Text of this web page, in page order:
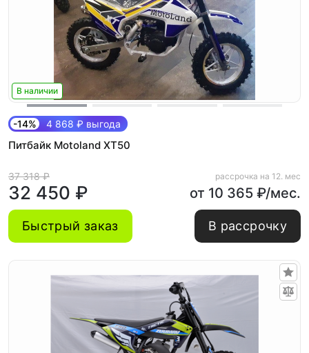
В наличии
-14% 4 868 ₽ выгода
Питбайк Motoland XT50
37 318 ₽
32 450 ₽
рассрочка на 12. мес
от 10 365 ₽/мес.
Быстрый заказ В рассрочку